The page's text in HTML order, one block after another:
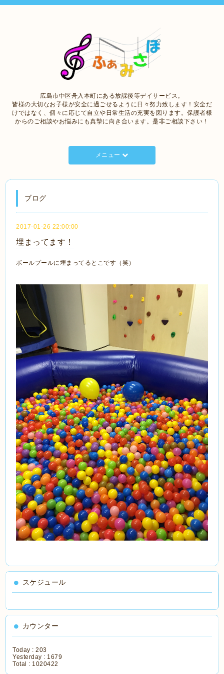
広島市中区舟入本町にある放課後等デイサービス。
皆様の大切なお子様が安全に過ごせるように日々努力致します！安全だ
けではなく、個々に応じて自立や日常生活の充実を図ります。保護者様
からのご相談やお悩みにも真摯に向き合います。是非ご相談下さい！
メニュー
ブログ
2017-01-26 22:00:00
埋まってます！
ボールプールに埋まってるとこです（笑）
スケジュール
カウンター
Today :203
Yesterday : 1679
Total : 1020422